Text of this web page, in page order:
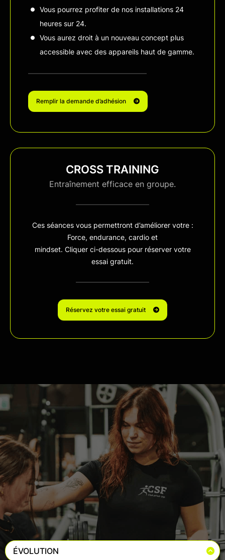
Vous pourrez profiter de nos installations 24
heures sur 24.
Vous aurez droit à un nouveau concept plus
accessible avec des appareils haut de gamme.
Remplir la demande d’adhésion
CROSS TRAINING
Entraînement efficace en groupe.
Ces séances vous permettront d’améliorer votre :
Force, endurance, cardio et
mindset. Cliquer ci-dessous pour réserver votre
essai gratuit.
Réservez votre essai gratuit
ÉVOLUTION